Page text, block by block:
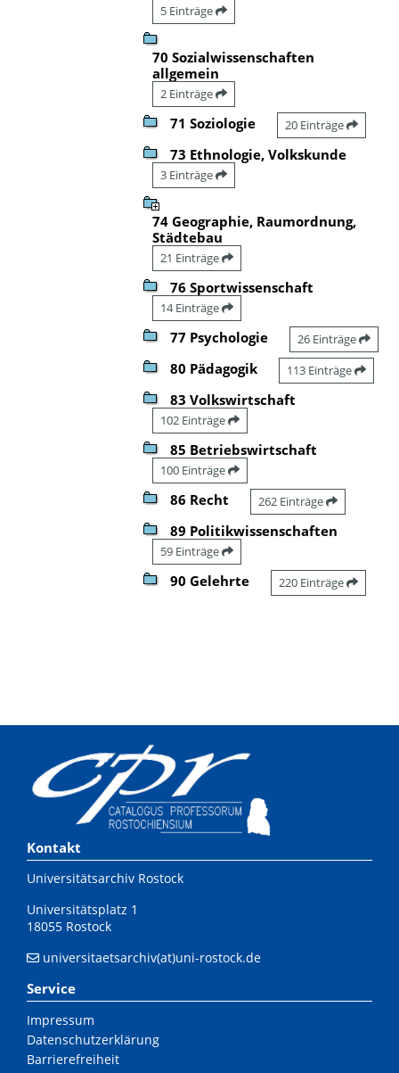
5 Einträge
70 Sozialwissenschaften
allgemein
2 Einträge
71 Soziologie 20 Einträge
73 Ethnologie, Volkskunde
3 Einträge
74 Geographie, Raumordnung,
Städtebau
21 Einträge
76 Sportwissenschaft
14 Einträge
77 Psychologie 26 Einträge
80 Pädagogik 113 Einträge
83 Volkswirtschaft
102 Einträge
85 Betriebswirtschaft
100 Einträge
86 Recht 262 Einträge
89 Politikwissenschaften
59 Einträge
90 Gelehrte 220 Einträge
Kontakt
Universitätsarchiv Rostock
Universitätsplatz 1
18055 Rostock
universitaetsarchiv(at)uni-rostock.de
Service
Impressum
Datenschutzerklärung
Barrierefreiheit